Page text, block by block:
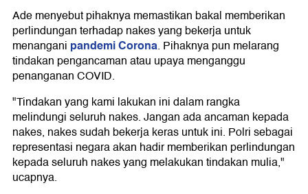
Ade menyebut pihaknya memastikan bakal memberikan
perlindungan terhadap nakes yang bekerja untuk
menangani pandemi Corona. Pihaknya pun melarang
tindakan pengancaman atau upaya menganggu
penanganan COVID.
"Tindakan yang kami lakukan ini dalam rangka
melindungi seluruh nakes. Jangan ada ancaman kepada
nakes, nakes sudah bekerja keras untuk ini. Polri sebagai
representasi negara akan hadir memberikan perlindungan
kepada seluruh nakes yang melakukan tindakan mulia,"
ucapnya.